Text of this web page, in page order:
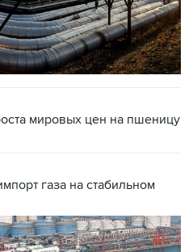
мировых цен на пшеницу
газа на стабильном